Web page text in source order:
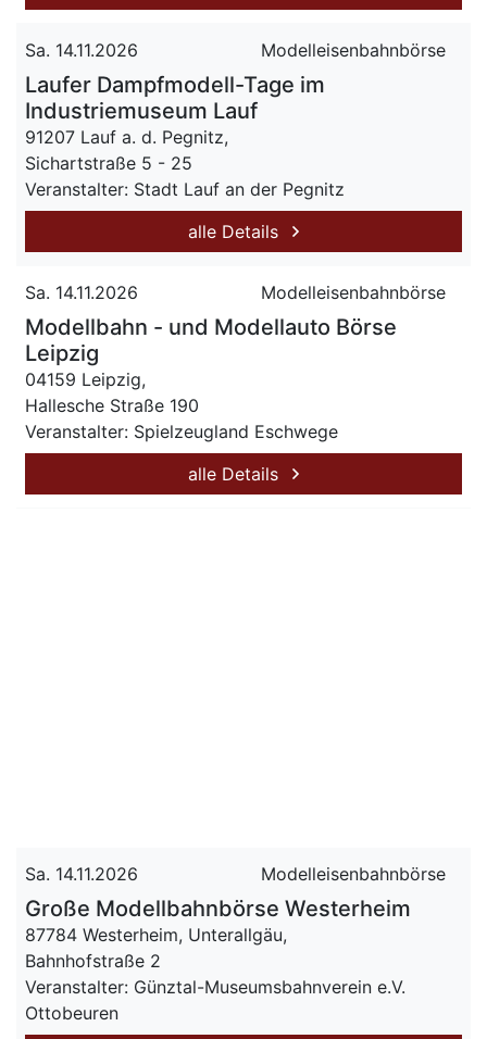
Sa. 14.11.2026 Modelleisenbahnbörse
Laufer Dampfmodell-Tage im
Industriemuseum Lauf
91207 Lauf a. d. Pegnitz,
Sichartstraße 5 - 25
Veranstalter: Stadt Lauf an der Pegnitz
alle Details
Sa. 14.11.2026 Modelleisenbahnbörse
Modellbahn - und Modellauto Börse
Leipzig
04159 Leipzig,
Hallesche Straße 190
Veranstalter: Spielzeugland Eschwege
alle Details
Sa. 14.11.2026 Modelleisenbahnbörse
Große Modellbahnbörse Westerheim
87784 Westerheim, Unterallgäu,
Bahnhofstraße 2
Veranstalter: Günztal-Museumsbahnverein e.V.
Ottobeuren